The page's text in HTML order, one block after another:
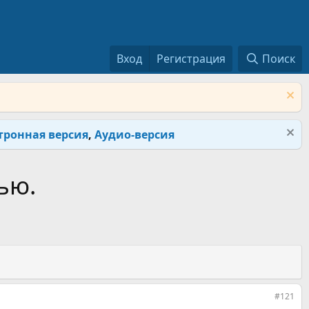
Вход Регистрация Поиск
версия, Аудио-версия
#121